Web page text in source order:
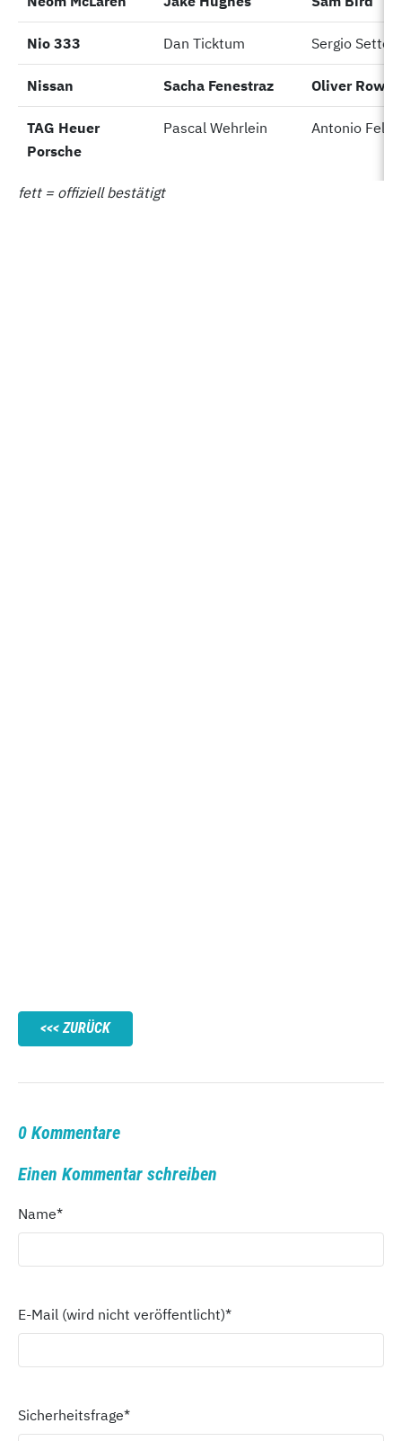
Nio 333 Dan Ticktum Sergio Sette
Nissan Sacha Fenestraz Oliver
TAG Heuer
Porsche
Pascal Wehrlein Antonio Felix
Nio 333
Nissan
TAG Heuer
Porsche
fett = offiziell bestätigt
ZURÜCK
0 Kommentare
Einen Kommentar schreiben
Name*
E-Mail (wird nicht veröffentlicht)*
Sicherheitsfrage*